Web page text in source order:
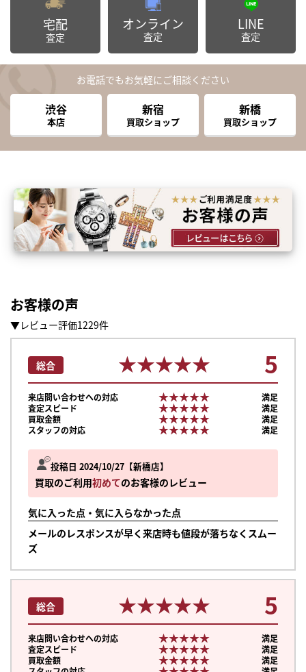
宅配
査定
オンライン
査定
LINE
査定
お電話でもお気軽にご相談ください
渋谷
本店
新宿
買取ショップ
新橋
買取ショップ
お客様の声
▼レビュー評価1229件
投稿日 2024/10/27 新橋店
買取のご利用初めてのお客様のレビュー
気に入った点・気に入らなかった点
メールのレスポンスが早く来店時も値段が落ちなくスムー
ズ
総合 ★★★★★
★★★★★ 5
来店問い合わせへの対応 ★★★★★
★★★★★
満足
査定スピード
★★★★★
★★★★★
満足
買取金額
★★★★★
★★★★★
満足
スタッフの対応
★★★★★
★★★★★ 満足
総合 ★★★★★
★★★★★ 5
来店問い合わせへの対応 ★★★★★
★★★★★
満足
査定スピード
★★★★★
★★★★★
満足
買取金額
★★★★★
★★★★★
満足
まずは
かんたん30秒でお試し査定